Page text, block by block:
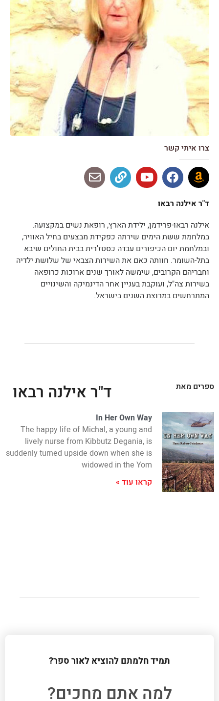
צרו איתי קשר
ד"ר אילנה רבאו
אילנה רבאו-פרידמן, ילידת הארץ, רופאת נשים במקצועה.
במלחמת ששת הימים שירתה כפקידת מבצעים בחיל האוויר,
ובמלחמת יום הכיפורים עבדה כסטז'רית בבית החולים שיבא
בתל-השומר. חוותה כאם את השירות הצבאי של שלושת ילדיה
וחבריהם הקרובים, שימשה לאורך שנים ארוכות כרופאה
בשירות צה"ל, ועוקבת בעניין אחר הדינמיקה והשינויים
המתרחשים במרוצת השנים בישראל.
ספרים מאת ד"ר אילנה רבאו
In Her Own Way
The happy life of Michal, a young and
lively nurse from Kibbutz Degania, is
suddenly turned upside down when she is
widowed in the Yom
קראו עוד »
תמיד חלמתם להוציא לאור ספר?
למה אתם מחכים?